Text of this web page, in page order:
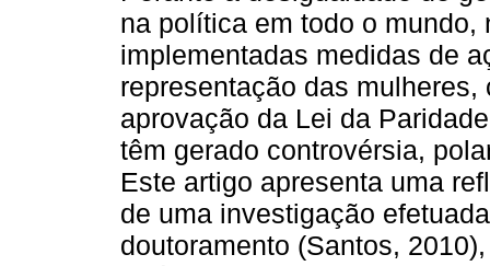
na política em todo o
implementadas medidas de
representação das
aprovação da Lei da
têm gerado controvérsia,
Este artigo apresenta uma
de uma investigação
doutoramento (Santos,